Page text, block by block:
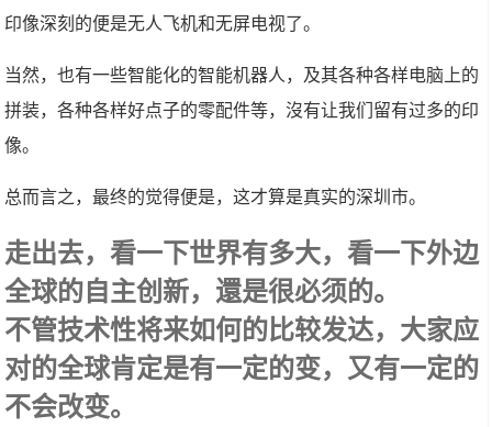
印像深刻的便是无人飞机和无屏电视了。
当然，也有一些智能化的智能机器人，及其各种各样电脑上的
拼装，各种各样好点子的零配件等，沒有让我们留有过多的印
像。
总而言之，最终的觉得便是，这才算是真实的深圳市。
走出去，看一下世界有多大，看一下外边
全球的自主创新，還是很必须的。
不管技术性将来如何的比较发达，大家应
对的全球肯定是有一定的变，又有一定的
不会改变。